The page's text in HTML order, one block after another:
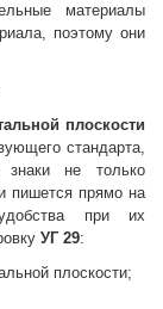
материалы
поэтому они
плоскости
стандарта,
знаки не только
пишется прямо на
при их
УГ 29:
плоскости;